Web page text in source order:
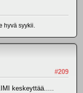
hyvä syykii.
#209
keskeyttää.....